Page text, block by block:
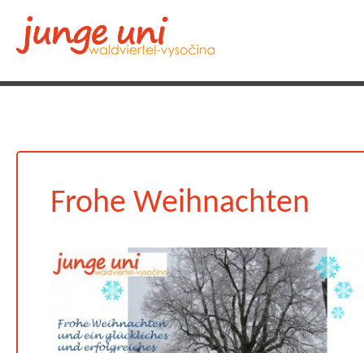
Frohe Weihnachten